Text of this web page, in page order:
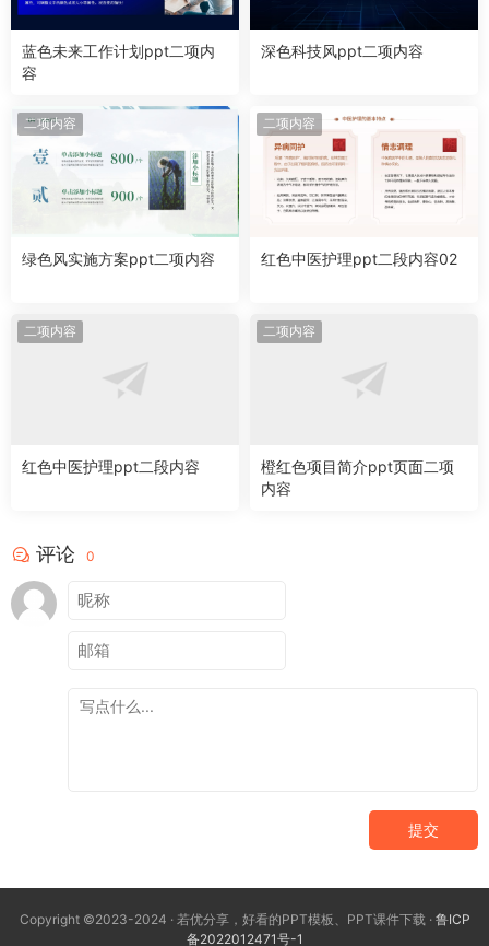
蓝色未来工作计划ppt二项内
容
深色科技风ppt二项内容
二项内容
绿色风实施方案ppt二项内容
二项内容
红色中医护理ppt二段内容02
二项内容
红色中医护理ppt二段内容
二项内容
橙红色项目简介ppt页面二项
内容
评论 0
提交
Copyright ©2023-2024 · 若优分享，好看的PPT模板、PPT课件下载 · 鲁ICP
备2022012471号-1